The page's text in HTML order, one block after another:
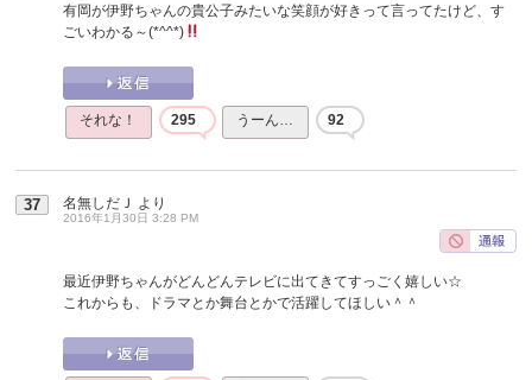
有岡が伊野ちゃんの貴公子みたいな笑顔が好きって言ってたけど、す
ごいわかる～(*^^*)
それな！ 295 うーん… 92
37 名無しだＪ より
2016年1月30日 3:28 PM
最近伊野ちゃんがどんどんテレビに出てきてすっごく嬉しい☆
これからも、ドラマとか舞台とかで活躍してほしい＾＾